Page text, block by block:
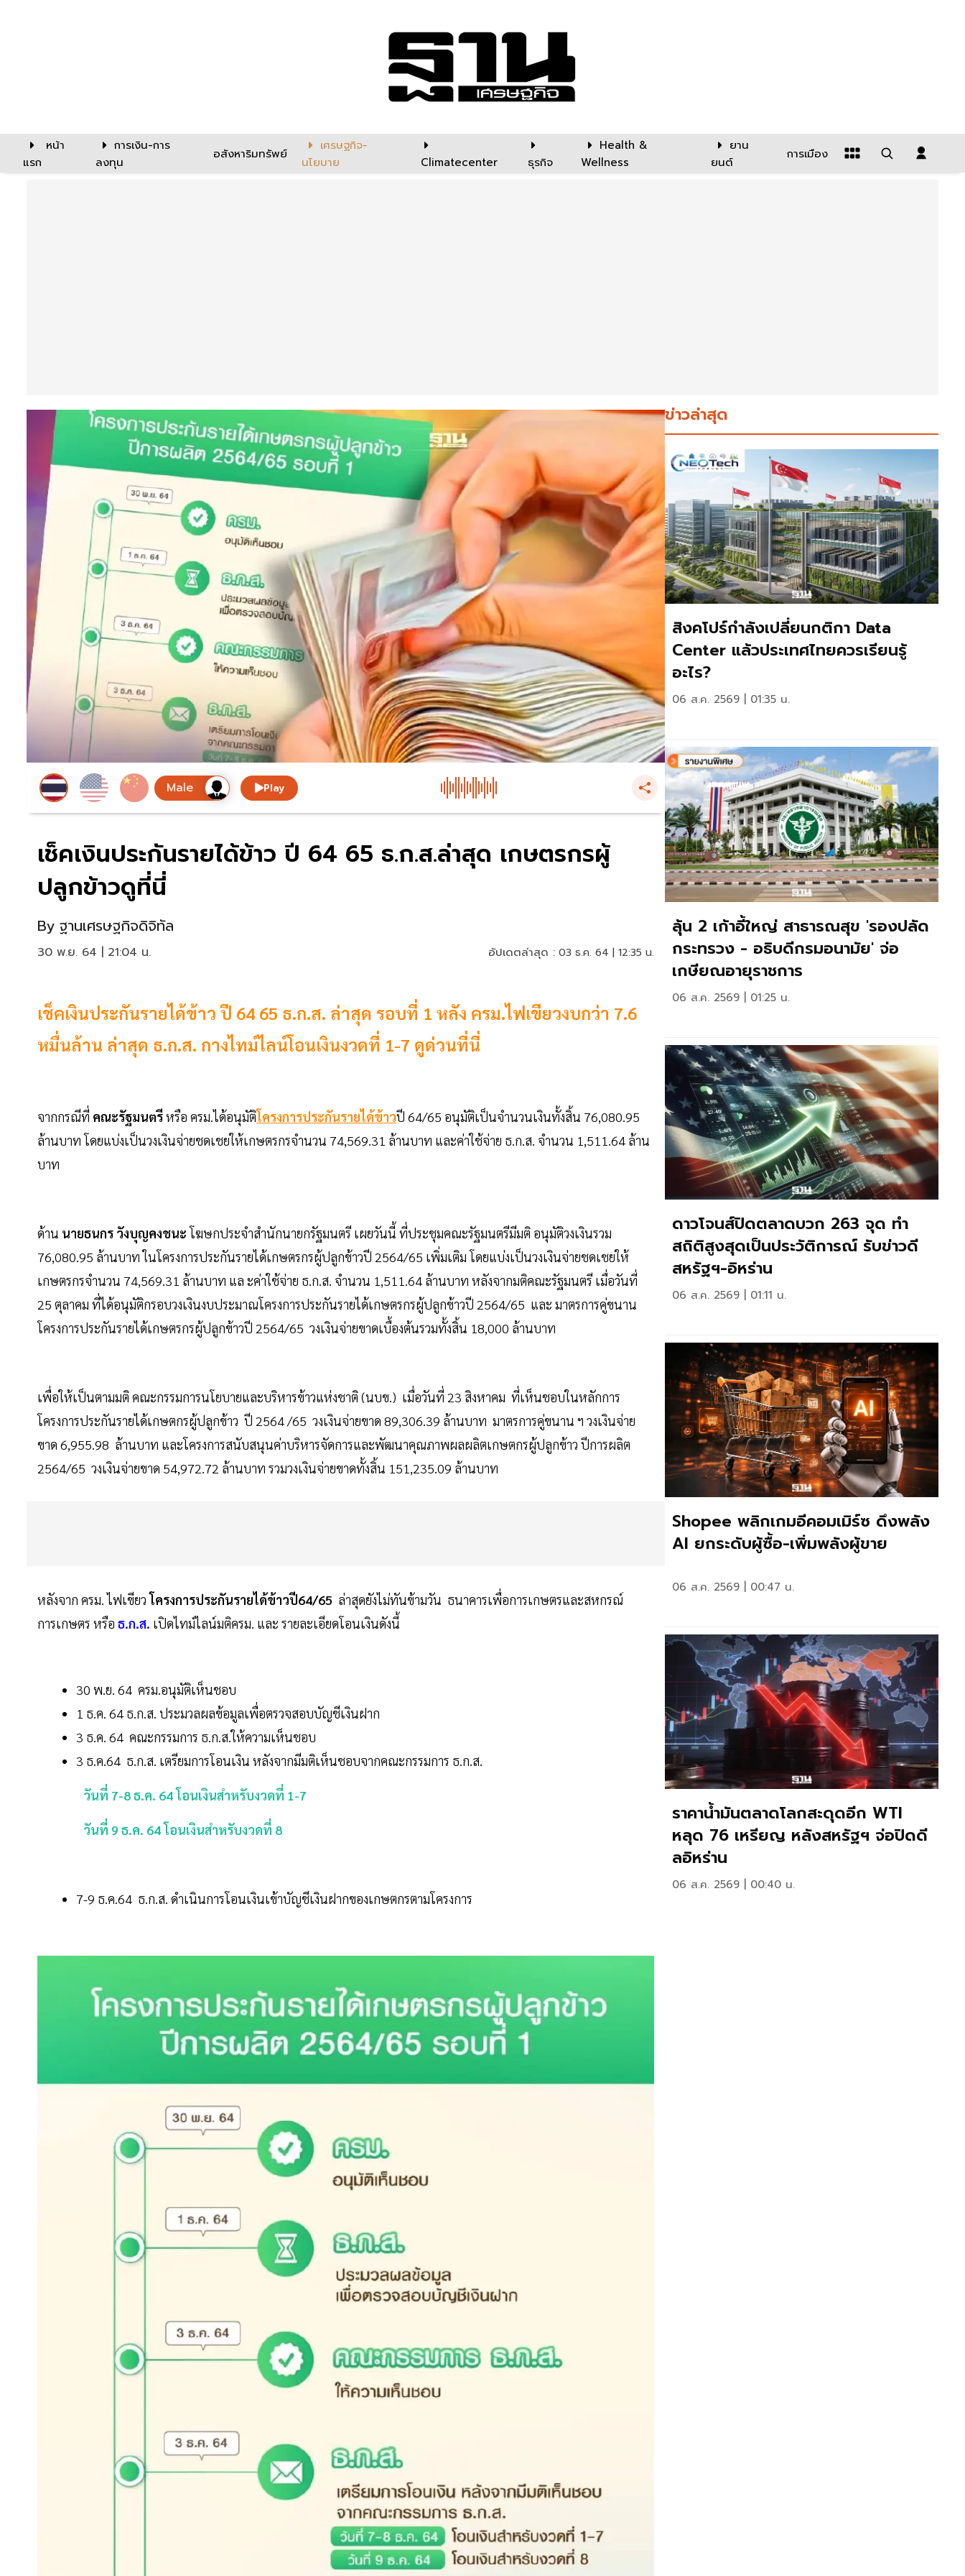
หน้า
แรก
การเงิน-การ
ลงทุน
อสังหาริมทรัพย์
เศรษฐกิจ-
นโยบาย
Climatecenter ธุรกิจ
Health &
Wellness
ยาน
ยนต์
การเมือง
Play
เช็คเงินประกันรายได้ข้าว ปี 64 65 ธ.ก.ส.ล่าสุด เกษตรกรผู้
ปลูกข้าวดูที่นี่
By ฐานเศรษฐกิจดิจิทัล
30 พ.ย. 64 | 21:04 น. อัปเดตล่าสุด : 03 ธ.ค. 64 | 12:35 น.
เช็คเงินประกันรายได้ข้าว ปี 64 65 ธ.ก.ส. ล่าสุด รอบที่ 1 หลัง ครม.ไฟเขียวงบกว่า 7.6
หมื่นล้าน ล่าสุด ธ.ก.ส. กางไทม์ไลน์โอนเงินงวดที่ 1-7 ดูด่วนที่นี่
จากกรณีที่ คณะรัฐมนตรีหรือ ครม.ได้อนุมัติโครงการประกันรายได้ข้าวปี 64/65 อนุมัติเป็นจำนวนเงินทั้งสิ้น 76,080.95
ล้านบาท โดยแบ่งเป็นวงเงินจ่ายชดเชยให้เกษตรกรจำนวน 74,569.31 ล้านบาท และค่าใช้จ่าย ธ.ก.ส. จำนวน 1,511.64 ล้าน
บาท
ด้าน นายธนกร วังบุญคงชนะโฆษกประจำสำนักนายกรัฐมนตรี เผยวันนี้ ที่ประชุมคณะรัฐมนตรีมีมติ อนุมัติวงเงินรวม
76,080.95 ล้านบาท ในโครงการประกันรายได้เกษตรกรผู้ปลูกข้าวปี 2564/65 เพิ่มเติม โดยแบ่งเป็นวงเงินจ่ายชดเชยให้
เกษตรกรจำนวน 74,569.31 ล้านบาท แล ะค่าใช้จ่าย ธ.ก.ส. จำนวน 1,511.64 ล้านบาท หลังจากมติคณะรัฐมนตรี เมื่อวันที่
25 ตุลาคม ที่ได้อนุมัติกรอบวงเงินงบประมาณโครงการประกันรายได้เกษตรกรผู้ปลูกข้าวปี 2564/65 และ มาตรการคู่ขนาน
โครงการประกันรายได้เกษตรกรผู้ปลูกข้าวปี 2564/65 วงเงินจ่ายขาดเบื้องต้นรวมทั้งสิ้น 18,000 ล้านบาท
เพื่อให้เป็นตามมติ คณะกรรมการนโยบายและบริหารข้าวแห่งชาติ (นบข.) เมื่อวันที่ 23 สิงหาคม ที่เห็นชอบในหลักการ
โครงการประกันรายได้เกษตกรผู้ปลูกข้าว ปี 2564 /65 วงเงินจ่ายขาด 89,306.39 ล้านบาท มาตรการคู่ขนาน ฯ วงเงินจ่าย
ขาด 6,955.98 ล้านบาท และโครงการสนับสนุนค่าบริหารจัดการและพัฒนาคุณภาพผลผลิตเกษตกรผู้ปลูกข้าว ปีการผลิต
2564/65 วงเงินจ่ายขาด 54,972.72 ล้านบาท รวมวงเงินจ่ายขาดทั้งสิ้น 151,235.09 ล้านบาท
หลังจาก ครม. ไฟเขียวโครงการประกันรายได้ข้าวปี64/65 ล่าสุดยังไม่ทันข้ามวัน ธนาคารเพื่อการเกษตรและสหกรณ์
การเกษตร หรือ ธ.ก.ส. เปิดไทม์ไลน์มติครม. และ รายละเอียดโอนเงินดังนี้
30 พ.ย. 64 ครม.อนุมัติเห็นชอบ
1 ธ.ค. 64 ธ.ก.ส. ประมวลผลข้อมูลเพื่อตรวจสอบบัญชีเงินฝาก
3 ธ.ค. 64 คณะกรรมการ ธ.ก.ส.ให้ความเห็นชอบ
3 ธ.ค.64 ธ.ก.ส. เตรียมการโอนเงิน หลังจากมีมติเห็นชอบจากคณะกรรมการ ธ.ก.ส.
วันที่ 7-8 ธ.ค. 64 โอนเงินสำหรับงวดที่ 1-7
วันที่ 9 ธ.ค. 64 โอนเงินสำหรับงวดที่ 8
7-9 ธ.ค.64 ธ.ก.ส. ดำเนินการโอนเงินเข้าบัญชีเงินฝากของเกษตกรตามโครงการ
ข่าวล่าสุด
สิงคโปร์กำลังเปลี่ยนกติกา Data
Center แล้วประเทศไทยควรเรียนรู้
อะไร?
06 ส.ค. 2569 | 01:35 น.
ลุ้น 2 เก้าอี้ใหญ่ สาธารณสุข 'รองปลัด
กระทรวง - อธิบดีกรมอนามัย' จ่อ
เกษียณอายุราชการ
06 ส.ค. 2569 | 01:25 น.
ดาวโจนส์ปิดตลาดบวก 263 จุด ทำ
สถิติสูงสุดเป็นประวัติการณ์ รับข่าวดี
สหรัฐฯ-อิหร่าน
06 ส.ค. 2569 | 01:11 น.
Shopee พลิกเกมอีคอมเมิร์ซ ดึงพลัง
AI ยกระดับผู้ซื้อ-เพิ่มพลังผู้ขาย
06 ส.ค. 2569 | 00:47 น.
ราคาน้ำมันตลาดโลกสะดุดอีก WTI
หลุด 76 เหรียญ หลังสหรัฐฯ จ่อปิดดี
ลอิหร่าน
06 ส.ค. 2569 | 00:40 น.